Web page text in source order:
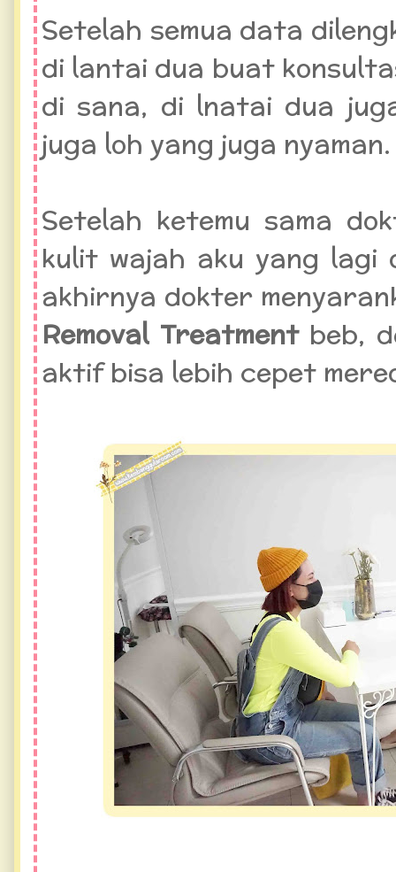
Setelah semua data
di lantai dua buat
di sana, di lnatai dua
juga loh yang juga
Setelah ketemu sama
kulit wajah aku yang lagi
akhirnya dokter
Removal Treatment beb,
aktif bisa lebih cepet